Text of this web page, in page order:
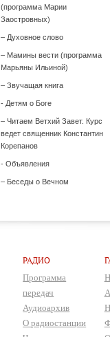
(программа Марии
Заостровных)
– Духовное слово
– Мамины вести (программа
Марьяны Ильиной)
– Звучащая книга
- Детям о Боге
– Читаем Ветхий Завет. Курс
ведет священник Константин
Корепанов
- Объявления
– Беседы о Вечном
РАДИО
Программа
передач
Аудиоархив
О радиостанции